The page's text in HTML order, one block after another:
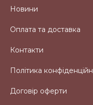
Новини
Оплата та доставка
Контакти
Політика
Договір оферти